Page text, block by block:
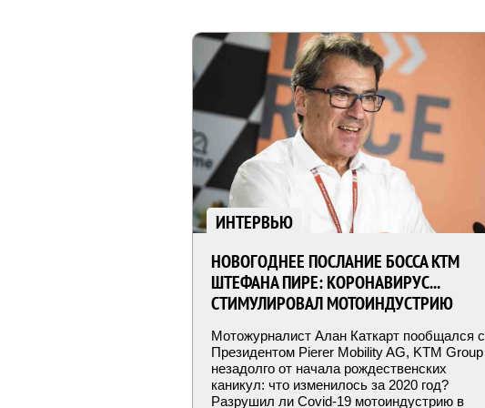
ИНТЕРВЬЮ
НОВОГОДНЕЕ ПОСЛАНИЕ БОССА KTM
ШТЕФАНА ПИРЕ: КОРОНАВИРУС...
СТИМУЛИРОВАЛ МОТОИНДУСТРИЮ
Мотожурналист Алан Каткарт пообщался с
Президентом Pierer Mobility AG, KTM Group
незадолго от начала рождественских
каникул: что изменилось за 2020 год?
Разрушил ли Covid-19 мотоиндустрию в